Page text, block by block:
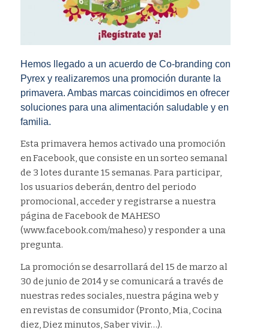
Hemos llegado a un acuerdo de Co-branding con
Pyrex y realizaremos una promoción durante la
primavera. Ambas marcas coincidimos en ofrecer
soluciones para una alimentación saludable y en
familia.
Esta primavera hemos activado una promoción
en Facebook, que consiste en un sorteo semanal
de 3 lotes durante 15 semanas. Para participar,
los usuarios deberán, dentro del periodo
promocional, acceder y registrarse a nuestra
página de Facebook de MAHESO
(www.facebook.com/maheso) y responder a una
pregunta.
La promoción se desarrollará del 15 de marzo al
30 de junio de 2014 y se comunicará a través de
nuestras redes sociales, nuestra página web y
en revistas de consumidor (Pronto, Mia, Cocina
diez, Diez minutos, Saber vivir…).